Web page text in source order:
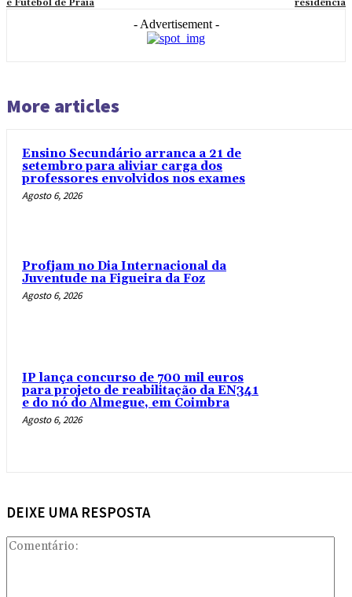
e Futebol de Praia residência
- Advertisement -
More articles
Ensino Secundário arranca a 21 de
setembro para aliviar carga dos
professores envolvidos nos exames
Agosto 6, 2026
Profjam no Dia Internacional da
Juventude na Figueira da Foz
Agosto 6, 2026
IP lança concurso de 700 mil euros
para projeto de reabilitação da EN341
e do nó do Almegue, em Coimbra
Agosto 6, 2026
DEIXE UMA RESPOSTA